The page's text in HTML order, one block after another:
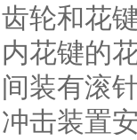
齿轮和花
内花键的
间装有滚
冲击装置